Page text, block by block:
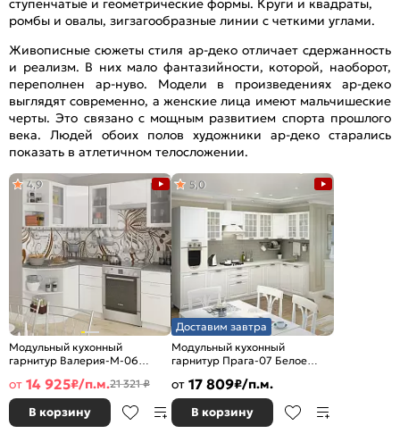
ромбы и овалы, зигзагообразные линии с четкими углами.
Живописные сюжеты стиля ар-деко отличает сдержанность
и реализм. В них мало фантазийности, которой, наоборот,
переполнен ар-нуво. Модели в произведениях ар-деко
выглядят современно, а женские лица имеют мальчишеские
черты. Это связано с мощным развитием спорта прошлого
века. Людей обоих полов художники ар-деко старались
показать в атлетичном телосложении.
Модульный кухонный
гарнитур Валерия-М-06
2140x1290/2000x600
4,9
от 14 925₽/п.м.21 321 ₽
В корзину
Доставим завтра
Модульный кухонный
гарнитур Прага-07 Белое
2132x3300/1490x600
5,0
от 17 809₽/п.м.
В корзину